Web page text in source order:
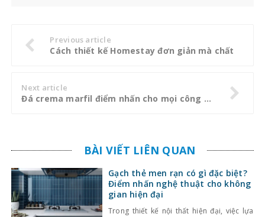
Previous article
Cách thiết kế Homestay đơn giản mà chất
Next article
Đá crema marfil điểm nhấn cho mọi công trình hiện đại
BÀI VIẾT LIÊN QUAN
Gạch thẻ men rạn có gì đặc biệt?
Điểm nhấn nghệ thuật cho không
gian hiện đại
Trong thiết kế nội thất hiện đại, việc lựa